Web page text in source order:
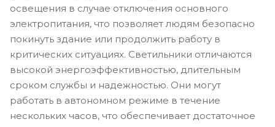
освещения в случае отключения основного
электропитания, что позволяет людям безопасно
покинуть здание или продолжить работу в
критических ситуациях. Светильники отличаются
высокой энергоэффективностью, длительным
сроком службы и надежностью. Они могут
работать в автономном режиме в течение
нескольких часов, что обеспечивает достаточное